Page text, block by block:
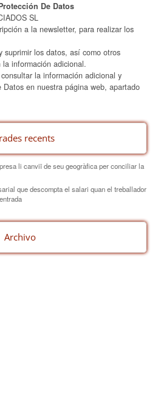
De Datos
SL
a la newsletter, para realizar los
suprimir los datos, así como otros
información adicional.
la información adicional y
en nuestra página web, apartado
recents
li canviï de seu geogràfica per conciliar la
que descompta el salari quan el treballador
Archivo